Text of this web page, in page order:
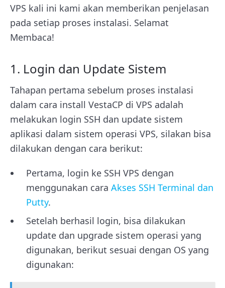
VPS kali ini kami akan memberikan penjelasan
pada setiap proses instalasi. Selamat
Membaca!
1. Login dan Update Sistem
Tahapan pertama sebelum proses instalasi
dalam cara install VestaCP di VPS adalah
melakukan login SSH dan update sistem
aplikasi dalam sistem operasi VPS, silakan bisa
dilakukan dengan cara berikut:
Pertama, login ke SSH VPS dengan
menggunakan cara Akses SSH Terminal dan
Putty.
Setelah berhasil login, bisa dilakukan
update dan upgrade sistem operasi yang
digunakan, berikut sesuai dengan OS yang
digunakan: